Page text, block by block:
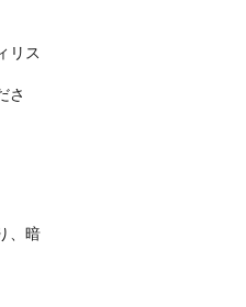
リス
さ
、暗